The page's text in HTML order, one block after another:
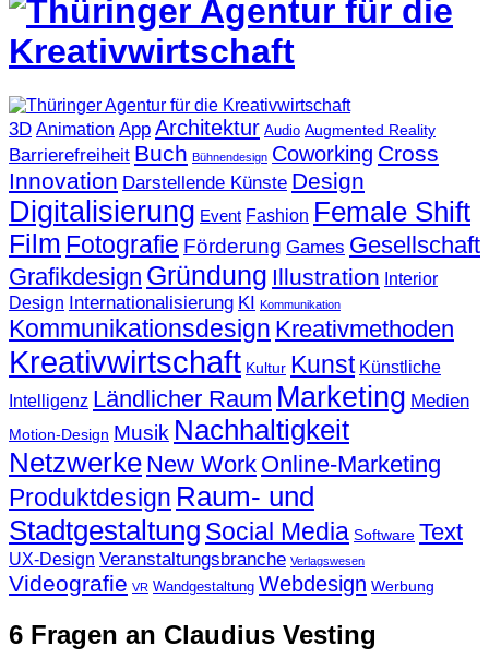
3D Animation App Architektur Audio Augmented Reality
Barrierefreiheit Buch Bühnendesign Coworking Cross
Innovation Darstellende Künste Design
Digitalisierung Event Fashion Female Shift
Film Fotografie Förderung Games Gesellschaft
Grafikdesign Gründung Illustration Interior
Design Internationalisierung KI Kommunikation
Kommunikationsdesign Kreativmethoden
Kreativwirtschaft Kultur Kunst Künstliche
Intelligenz Ländlicher Raum Marketing Medien
Motion-Design Musik Nachhaltigkeit
Netzwerke New Work Online-Marketing
Produktdesign Raum- und
Stadtgestaltung Social Media Software Text
UX-Design Veranstaltungsbranche Verlagswesen
Videografie VR Wandgestaltung Webdesign Werbung
6 Fragen an Claudius Vesting